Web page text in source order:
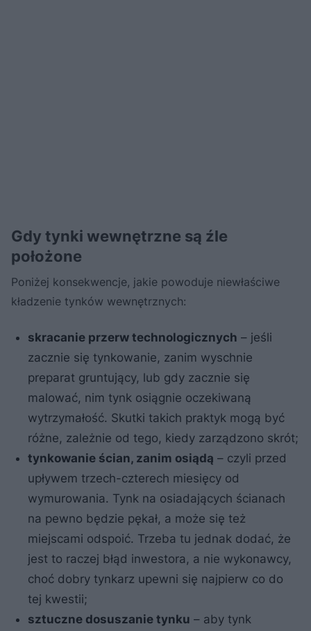
Gdy tynki wewnętrzne są źle
położone
Poniżej konsekwencje, jakie powoduje niewłaściwe
kładzenie tynków wewnętrznych:
skracanie przerw technologicznych – jeśli
zacznie się tynkowanie, zanim wyschnie
preparat gruntujący, lub gdy zacznie się
malować, nim tynk osiągnie oczekiwaną
wytrzymałość. Skutki takich praktyk mogą być
różne, zależnie od tego, kiedy zarządzono skrót;
tynkowanie ścian, zanim osiądą – czyli przed
upływem trzech-czterech miesięcy od
wymurowania. Tynk na osiadających ścianach
na pewno będzie pękał, a może się też
miejscami odspoić. Trzeba tu jednak dodać, że
jest to raczej błąd inwestora, a nie wykonawcy,
choć dobry tynkarz upewni się najpierw co do
tej kwestii;
sztuczne dosuszanie tynku – aby tynk